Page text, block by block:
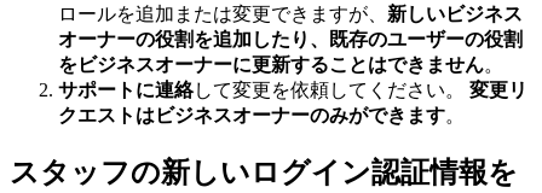
ロールを追加または変更できますが、 新しいビジネス
オーナーの役割を追加したり、既存のユーザーの役割
をビジネスオーナーに更新することはできません。
サポートに連絡して変更を依頼してください。 変更リ
クエストはビジネスオーナーのみができます。
スタッフの新しいログイン認証情報を